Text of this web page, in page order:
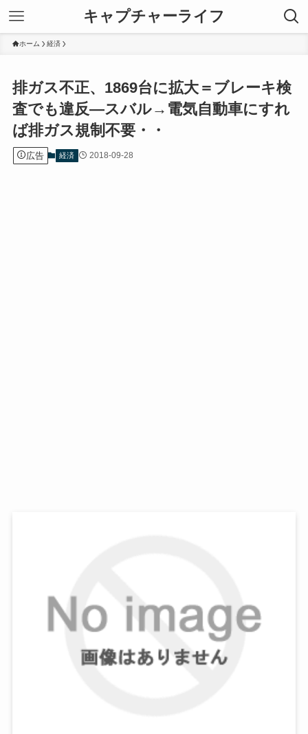
キャプチャーライフ
ホーム 経済
排ガス不正、1869台に拡大＝ブレーキ検
査でも違反―スバル→電気自動車にすれ
ば排ガス規制不要・・
広告 経済 2018-09-28